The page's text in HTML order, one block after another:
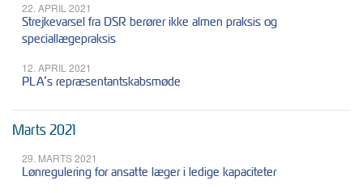
22. APRIL 2021
Strejkevarsel fra DSR berører ikke almen praksis og
speciallægepraksis
12. APRIL 2021
PLA’s repræsentantskabsmøde
Marts 2021
29. MARTS 2021
Lønregulering for ansatte læger i ledige kapaciteter